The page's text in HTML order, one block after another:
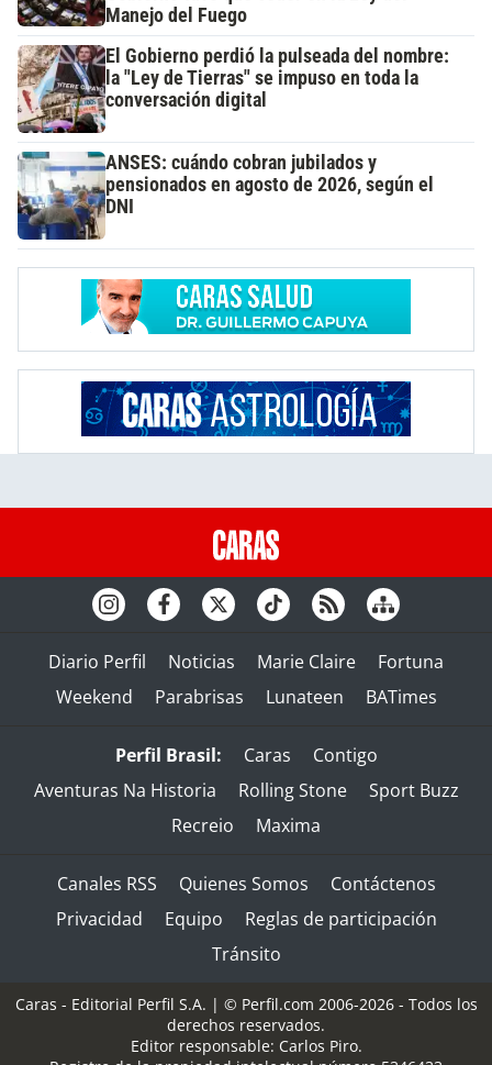
Manejo del Fuego
El Gobierno perdió la pulseada del nombre:
la "Ley de Tierras" se impuso en toda la
conversación digital
ANSES: cuándo cobran jubilados y
pensionados en agosto de 2026, según el
DNI
Diario Perfil Noticias Marie Claire
Fortuna
Weekend
Parabrisas Lunateen BATimes
Perfil Brasil: Caras
Contigo
Aventuras Na Historia
Rolling Stone
Sport Buzz
Recreio
Maxima
Canales RSS Quienes Somos
Contáctenos
Privacidad
Equipo
Reglas de participación
Tránsito
Caras - Editorial Perfil S.A. | © Perfil.com 2006-2026 - Todos los
derechos reservados.
Editor responsable: Carlos Piro.